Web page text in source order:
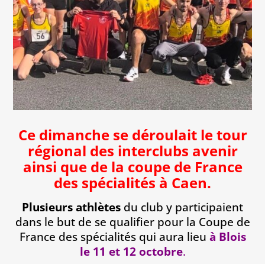
Ce dimanche se déroulait le tour
régional des interclubs avenir
ainsi que de la coupe de France
des spécialités à Caen.
Plusieurs athlètes du club y participaient
dans le but de se qualifier pour la Coupe de
France des spécialités qui aura lieu à Blois
le 11 et 12 octobre.